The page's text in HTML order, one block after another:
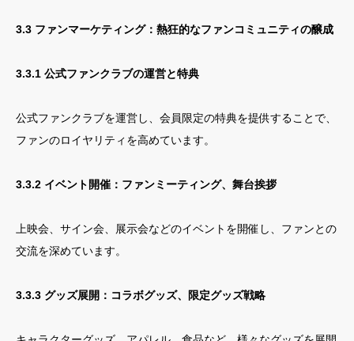
3.3 ファンマーケティング：熱狂的なファンコミュニティの醸成
3.3.1 公式ファンクラブの運営と特典
公式ファンクラブを運営し、会員限定の特典を提供することで、
ファンのロイヤリティを高めています。
3.3.2 イベント開催：ファンミーティング、舞台挨拶
上映会、サイン会、展示会などのイベントを開催し、ファンとの
交流を深めています。
3.3.3 グッズ展開：コラボグッズ、限定グッズ戦略